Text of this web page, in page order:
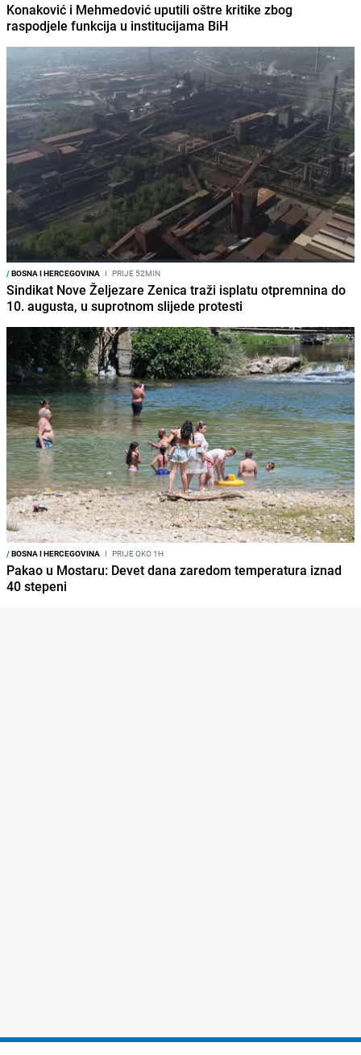
Konaković i Mehmedović uputili oštre kritike zbog
raspodjele funkcija u institucijama BiH
/BOSNA I HERCEGOVINA I PRIJE 52MIN
Sindikat Nove Željezare Zenica traži isplatu otpremnina do
10. augusta, u suprotnom slijede protesti
/BOSNA I HERCEGOVINA I PRIJE OKO 1H
Pakao u Mostaru: Devet dana zaredom temperatura iznad
40 stepeni